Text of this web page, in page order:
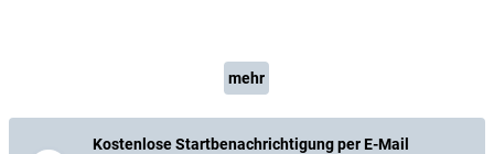
mehr
Kostenlose Startbenachrichtigung per E-Mail